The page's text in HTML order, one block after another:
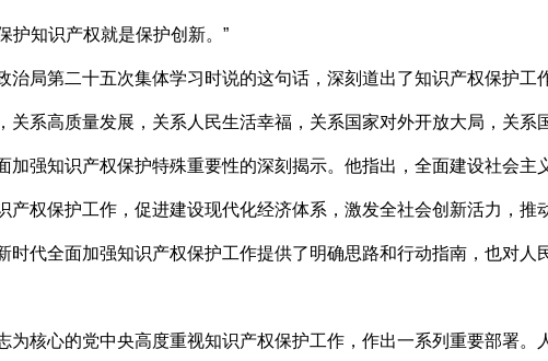
知识产权就是保护创新。”
第二十五次集体学习时说的这句话，深刻道出了知识产权保护工
关系高质量发展，关系人民生活幸福，关系国家对外开放大局，关系
加强知识产权保护特殊重要性的深刻揭示。他指出，全面建设社会主
产权保护工作，促进建设现代化经济体系，激发全社会创新活力，推
代全面加强知识产权保护工作提供了明确思路和行动指南，也对人
核心的党中央高度重视知识产权保护工作，作出一系列重要部署。